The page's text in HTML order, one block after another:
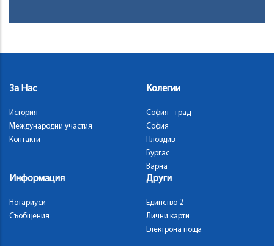
За Нас
История
Международни участия
Контакти
Колегии
София - град
София
Пловдив
Бургас
Варна
Информация
Нотариуси
Съобщения
Други
Единство 2
Лични карти
Електрона поща